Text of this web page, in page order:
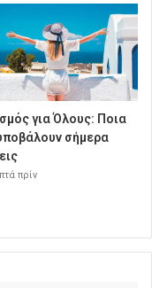
για Όλους: Ποια
σήμερα
πρίν